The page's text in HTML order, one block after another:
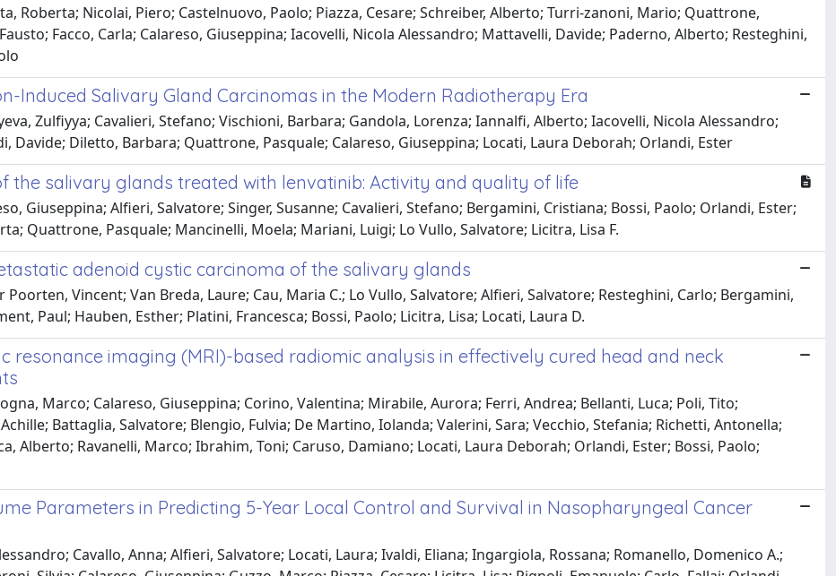
Roberta; Nicolai, Piero; Castelnuovo, Paolo; Piazza, Cesare; Schreiber, Alberto; Turri‐zanoni, Mario; Quattrone,
Facco, Carla; Calareso, Giuseppina; Iacovelli, Nicola Alessandro; Mattavelli, Davide; Paderno, Alberto; Resteghini,
Induced Salivary Gland Carcinomas in the Modern Radiotherapy Era
Zulfiyya; Cavalieri, Stefano; Vischioni, Barbara; Gandola, Lorenza; Iannalfi, Alberto; Iacovelli, Nicola Alessandro;
Davide; Diletto, Barbara; Quattrone, Pasquale; Calareso, Giuseppina; Locati, Laura Deborah; Orlandi, Ester
the salivary glands treated with lenvatinib: Activity and quality of life
Giuseppina; Alfieri, Salvatore; Singer, Susanne; Cavalieri, Stefano; Bergamini, Cristiana; Bossi, Paolo; Orlandi, Ester;
Quattrone, Pasquale; Mancinelli, Moela; Mariani, Luigi; Lo Vullo, Salvatore; Licitra, Lisa F.
adenoid cystic carcinoma of the salivary glands
Vincent; Van Breda, Laure; Cau, Maria C.; Lo Vullo, Salvatore; Alfieri, Salvatore; Resteghini, Carlo; Bergamini,
Paul; Hauben, Esther; Platini, Francesca; Bossi, Paolo; Licitra, Lisa; Locati, Laura D.
imaging (MRI)-based radiomic analysis in effectively cured head and neck
Marco; Calareso, Giuseppina; Corino, Valentina; Mirabile, Aurora; Ferri, Andrea; Bellanti, Luca; Poli, Tito;
Battaglia, Salvatore; Blengio, Fulvia; De Martino, Iolanda; Valerini, Sara; Vecchio, Stefania; Richetti, Antonella;
Alberto; Ravanelli, Marco; Ibrahim, Toni; Caruso, Damiano; Locati, Laura Deborah; Orlandi, Ester; Bossi, Paolo;
Parameters in Predicting 5-Year Local Control and Survival in Nasopharyngeal Cancer
Cavallo, Anna; Alfieri, Salvatore; Locati, Laura; Ivaldi, Eliana; Ingargiola, Rossana; Romanello, Domenico A.;